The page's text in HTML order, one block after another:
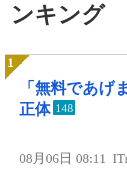
ンキング
「無料であげ
正体 148
08月06日 08:11